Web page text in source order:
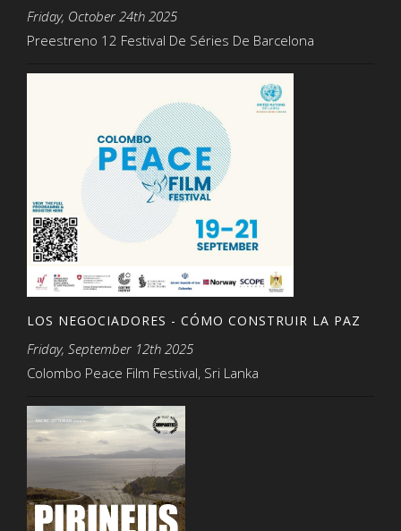
Friday, October 24th 2025
Preestreno 12 Festival De Séries De Barcelona
LOS NEGOCIADORES - CÓMO CONSTRUIR LA PAZ
Friday, September 12th 2025
Colombo Peace Film Festival, Sri Lanka